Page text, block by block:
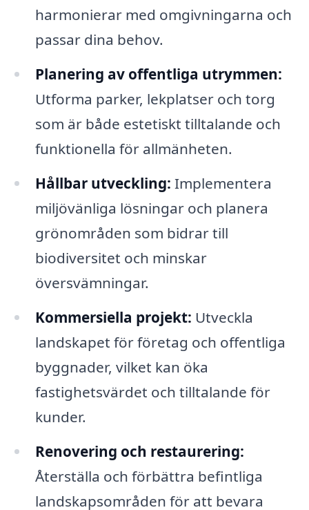
harmonierar med omgivningarna och
passar dina behov.
Planering av offentliga utrymmen:
Utforma parker, lekplatser och torg
som är både estetiskt tilltalande och
funktionella för allmänheten.
Hållbar utveckling: Implementera
miljövänliga lösningar och planera
grönområden som bidrar till
biodiversitet och minskar
översvämningar.
Kommersiella projekt: Utveckla
landskapet för företag och offentliga
byggnader, vilket kan öka
fastighetsvärdet och tilltalande för
kunder.
Renovering och restaurering:
Återställa och förbättra befintliga
landskapsområden för att bevara